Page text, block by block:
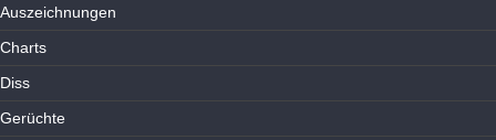
Auszeichnungen
Charts
Diss
Gerüchte